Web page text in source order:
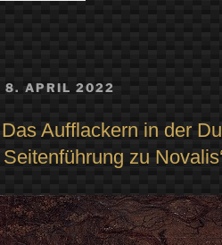
der
List
der
VERÖFFENTLICHT
8. APRIL 2022
Das Aufflackern in der
Seitenführung zu